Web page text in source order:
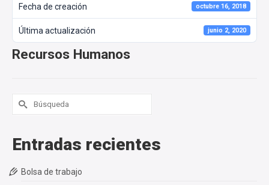
Fecha de creación octubre 16, 2018
Última actualización junio 2, 2020
Recursos Humanos
Buscar
por:
Entradas recientes
Bolsa de trabajo